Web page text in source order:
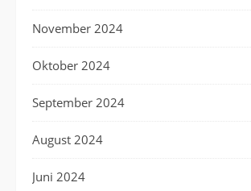
November 2024
Oktober 2024
September 2024
August 2024
Juni 2024